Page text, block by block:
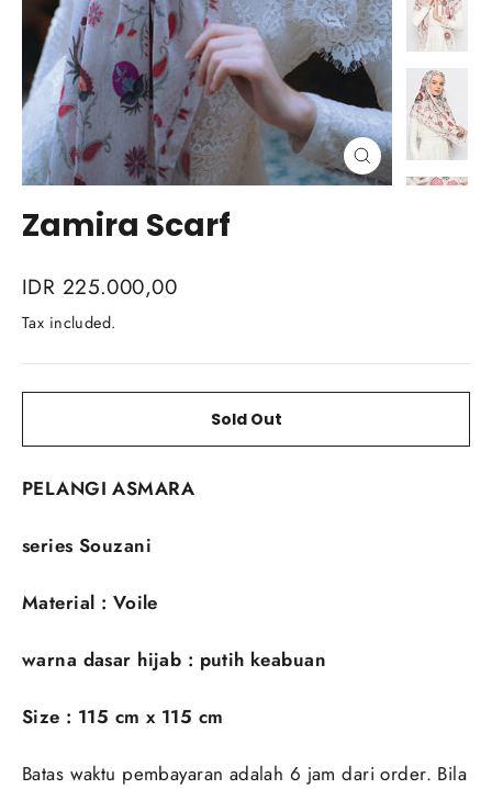
Close
(esc)
Zamira Scarf
Regular
price
IDR 225.000,00
Tax included.
Sold Out
PELANGI ASMARA
series Souzani
Material : Voile
warna dasar hijab : putih keabuan
Size : 115 cm x 115 cm
Batas waktu pembayaran adalah 6 jam dari order. Bila